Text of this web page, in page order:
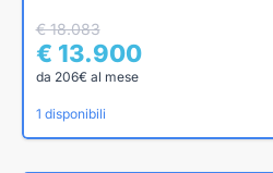
€ 18.083
€ 13.900
da 206€ al mese
1 disponibili